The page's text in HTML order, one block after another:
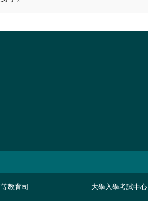
教育司 大學入學考試中心